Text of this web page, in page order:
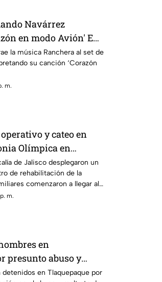
Navárrez
en modo Avión' EN
la música Ranchera al set de
su canción ‘Corazón
m.
y cateo en
Olímpica en
de Jalisco desplegaron un
de rehabilitación de la
comenzaron a llegar al
m.
en
presunto abuso y
contra una perrita
en Tlaquepaque por